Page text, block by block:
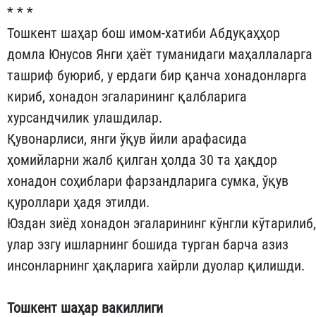
* * *
Тошкент шаҳар бош имом-хатиби Абдуқаҳҳор
домла Юнусов Янги ҳаёт туманидаги маҳаллаларга
ташриф буюриб, у ердаги бир қанча хонадонларга
кириб, хонадон эгаларининг қалбларига
хурсандчилик улашдилар.
Қувонарлиси, янги ўқув йили арафасида
ҳомийларни жалб қилган ҳолда 30 та ҳақдор
хонадон соҳиблари фарзандларига сумка, ўқув
қуроллари ҳадя этилди.
Юздан зиёд хонадон эгаларининг кўнгли кўтарилиб,
улар эзгу ишларнинг бошида турган барча азиз
инсонларнинг ҳақларига хайрли дуолар қилишди.
Тошкент шаҳар вакиллиги